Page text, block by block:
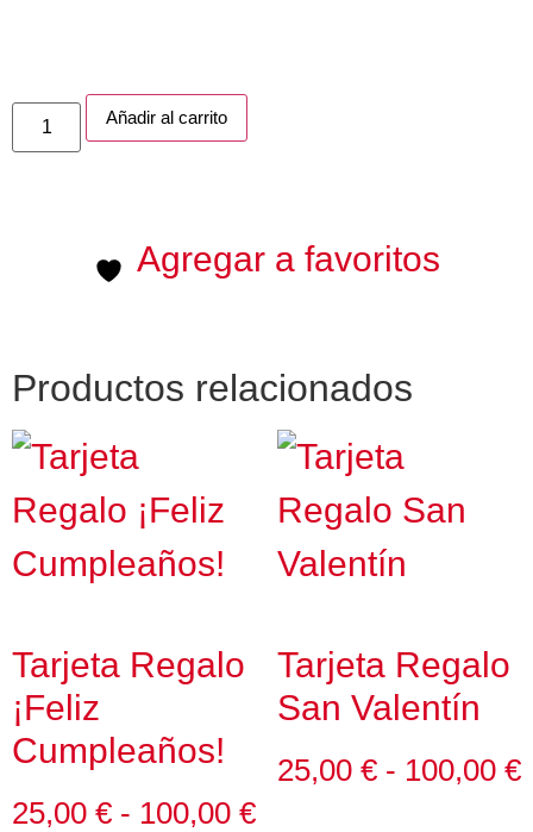
Añadir al carrito
Agregar a favoritos
Productos relacionados
Tarjeta Regalo
¡Feliz
Cumpleaños!
25,00 € - 100,00 €
Tarjeta Regalo
San Valentín
25,00 € - 100,00 €